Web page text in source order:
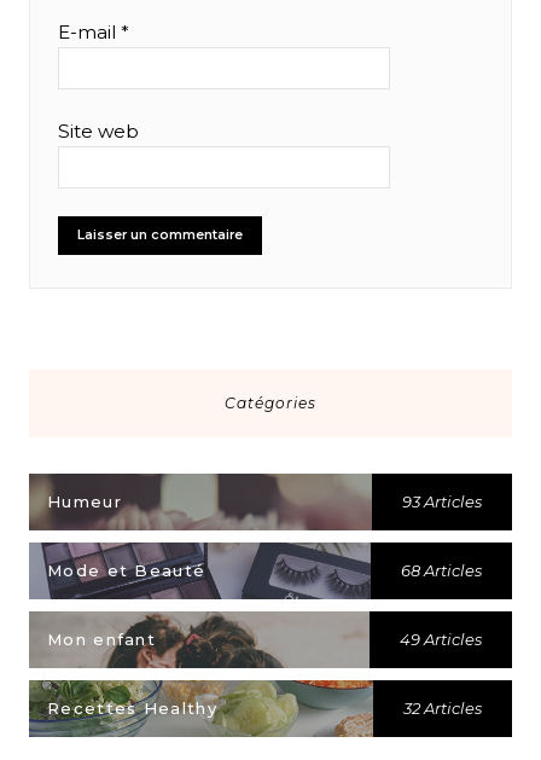
E-mail *
Site web
Catégories
Humeur 93 Articles
Mode et Beauté 68 Articles
Mon enfant 49 Articles
Recettes Healthy 32 Articles